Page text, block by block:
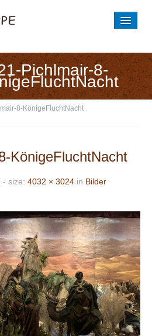
GESCHICHTE
BESICHTIGUNGSZEIT
AKTUELLES
Aus der Krippe
Aus der Krippenwerkstatt
Pichlmair-8-
8-KönigeFluchtNacht
KönigeFluchtNacht
- size: 4032 × 3024 in Bilder